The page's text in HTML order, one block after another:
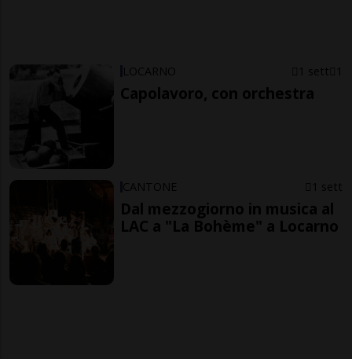
LOCARNO 1 sett 1
Capolavoro, con orchestra
CANTONE 1 sett
Dal mezzogiorno in musica al
LAC a "La Bohème" a Locarno